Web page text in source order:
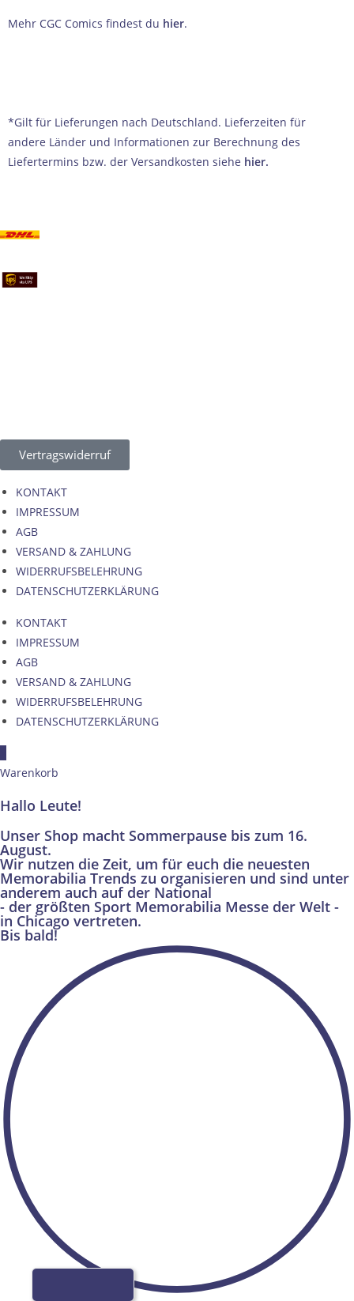
Mehr CGC Comics findest du hier.
*Gilt für Lieferungen nach Deutschland. Lieferzeiten für
andere Länder und Informationen zur Berechnung des
Liefertermins bzw. der Versandkosten siehe hier.
Vertragswiderruf
KONTAKT
IMPRESSUM
AGB
VERSAND & ZAHLUNG
WIDERRUFSBELEHRUNG
DATENSCHUTZERKLÄRUNG
KONTAKT
IMPRESSUM
AGB
VERSAND & ZAHLUNG
WIDERRUFSBELEHRUNG
DATENSCHUTZERKLÄRUNG
Warenkorb
Hallo Leute!
Unser Shop macht Sommerpause bis zum 16.
August.
Wir nutzen die Zeit, um für euch die neuesten
Memorabilia Trends zu organisieren und sind unter
anderem auch auf der National
- der größten Sport Memorabilia Messe der Welt -
in Chicago vertreten.
Bis bald!